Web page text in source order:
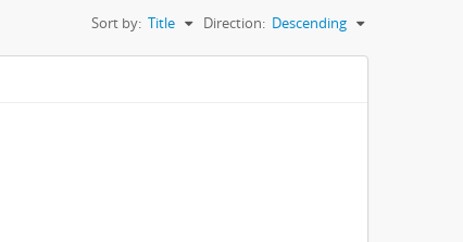
Sort by: Title Direction: Descending